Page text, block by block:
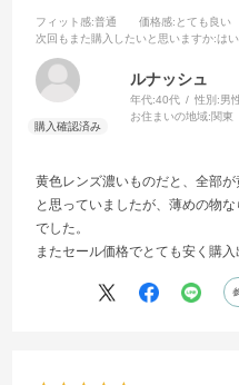
フィット感:普通 価格感:とても良い
次回もまた購入したいと思いますか:はい
ルナッシュ
年代:40代 性別:男
お住まいの地域:関東
黄色レンズ濃いものだと、全部
と思っていましたが、薄めの物
でした。
またセール価格でとても安く購入